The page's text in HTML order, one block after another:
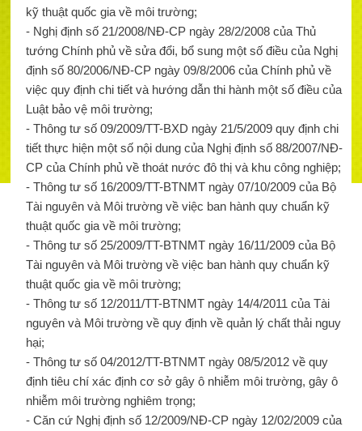
kỹ thuật quốc gia về môi trường;
- Nghị định số 21/2008/NĐ-CP ngày 28/2/2008 của Thủ
tướng Chính phủ về sửa đổi, bổ sung một số điều của Nghị
định số 80/2006/NĐ-CP ngày 09/8/2006 của Chính phủ về
việc quy định chi tiết và hướng dẫn thi hành một số điều của
Luật bảo vệ môi trường;
- Thông tư số 09/2009/TT-BXD ngày 21/5/2009 quy định chi
tiết thực hiện một số nội dung của Nghị định số 88/2007/NĐ-
CP của Chính phủ về thoát nước đô thị và khu công nghiệp;
- Thông tư số 16/2009/TT-BTNMT ngày 07/10/2009 của Bộ
Tài nguyên và Môi trường về việc ban hành quy chuẩn kỹ
thuật quốc gia về môi trường;
- Thông tư số 25/2009/TT-BTNMT ngày 16/11/2009 của Bộ
Tài nguyên và Môi trường về việc ban hành quy chuẩn kỹ
thuật quốc gia về môi trường;
- Thông tư số 12/2011/TT-BTNMT ngày 14/4/2011 của Tài
nguyên và Môi trường về quy định về quản lý chất thải nguy
hại;
- Thông tư số 04/2012/TT-BTNMT ngày 08/5/2012 về quy
định tiêu chí xác định cơ sở gây ô nhiễm môi trường, gây ô
nhiễm môi trường nghiêm trọng;
- Căn cứ Nghị định số 12/2009/NĐ-CP ngày 12/02/2009 của